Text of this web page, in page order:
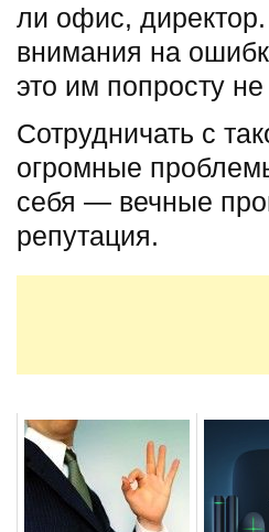
ли офис,
внимания на
это им попросту
Сотрудничать с
огромные
себя — вечные
репутация.